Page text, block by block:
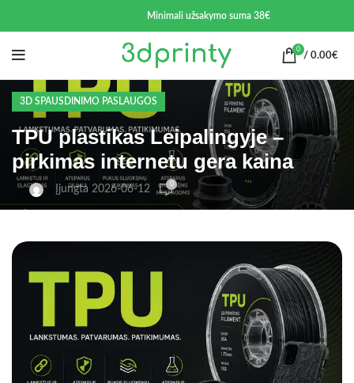
Minimali užsakymo suma 38€
0
/ 0.00€
3D SPAUSDINIMO PASLAUGOS
TPU plastikas Leipalingyje –
pirkimas internetu gera kaina
Įjungta 2026-06-12 0